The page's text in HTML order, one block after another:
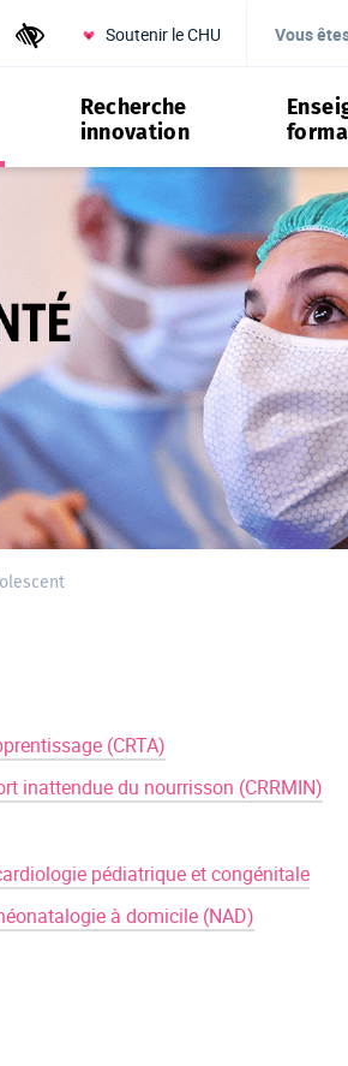
Outils d'accessibilité
Soutenir le CHU Vous
Recherche
innovation
(CRTA)
inattendue du nourrisson (CRRMIN)
pédiatrique et congénitale
à domicile (NAD)